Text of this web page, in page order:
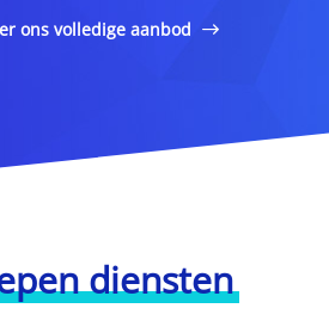
ons volledige aanbod
diensten